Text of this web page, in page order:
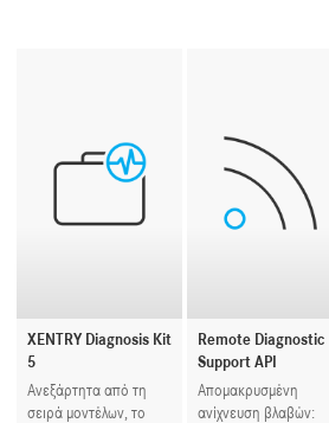
XENTRY Diagnosis Kit
5
Ανεξάρτητα από τη
σειρά μοντέλων, το
Remote Diagnostic
Support API
Απομακρυσμένη
ανίχνευση βλαβών: